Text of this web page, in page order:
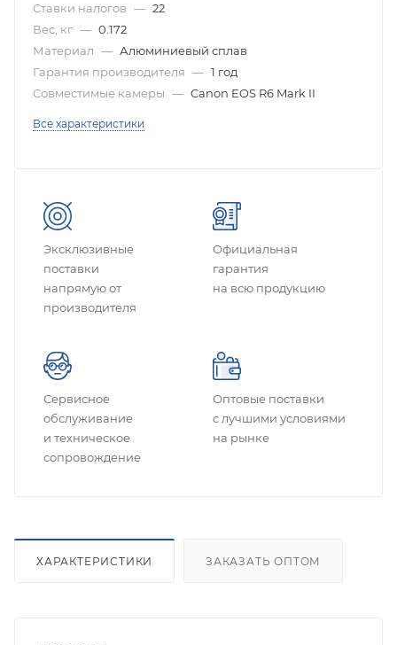
Ставки налогов — 22
Вес, кг — 0.172
Материал — Алюминиевый сплав
Гарантия производителя — 1 год
Совместимые камеры — Canon EOS R6 Mark II
Все характеристики
Эксклюзивные
поставки
напрямую от
производителя
Официальная
гарантия
на всю продукцию
Сервисное
обслуживание
и техническое
сопровождение
Оптовые поставки
с лучшими условиями
на рынке
ХАРАКТЕРИСТИКИ ЗАКАЗАТЬ ОПТОМ